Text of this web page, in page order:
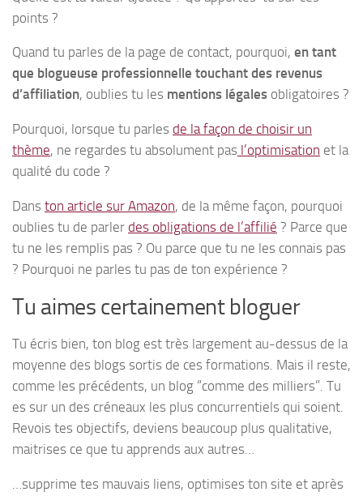
points ?
Quand tu parles de la page de contact, pourquoi, en tant
que blogueuse professionnelle touchant des revenus
d’affiliation, oublies tu les mentions légales obligatoires ?
Pourquoi, lorsque tu parles de la façon de choisir un
thème, ne regardes tu absolument pas l’optimisation et la
qualité du code ?
Dans ton article sur Amazon, de la même façon, pourquoi
oublies tu de parler des obligations de l’affilié ? Parce que
tu ne les remplis pas ? Ou parce que tu ne les connais pas
? Pourquoi ne parles tu pas de ton expérience ?
Tu aimes certainement bloguer
Tu écris bien, ton blog est très largement au-dessus de la
moyenne des blogs sortis de ces formations. Mais il reste,
comme les précédents, un blog “comme des milliers”. Tu
es sur un des créneaux les plus concurrentiels qui soient.
Revois tes objectifs, deviens beaucoup plus qualitative,
maitrises ce que tu apprends aux autres…
…supprime tes mauvais liens, optimises ton site et après